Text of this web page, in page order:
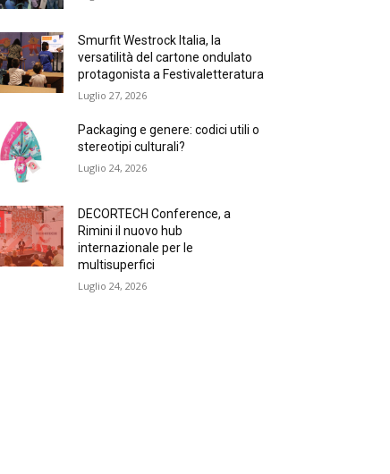
Smurfit Westrock Italia, la
versatilità del cartone ondulato
protagonista a Festivaletteratura
Luglio 27, 2026
Packaging e genere: codici utili o
stereotipi culturali?
Luglio 24, 2026
DECORTECH Conference, a
Rimini il nuovo hub
internazionale per le
multisuperfici
Luglio 24, 2026